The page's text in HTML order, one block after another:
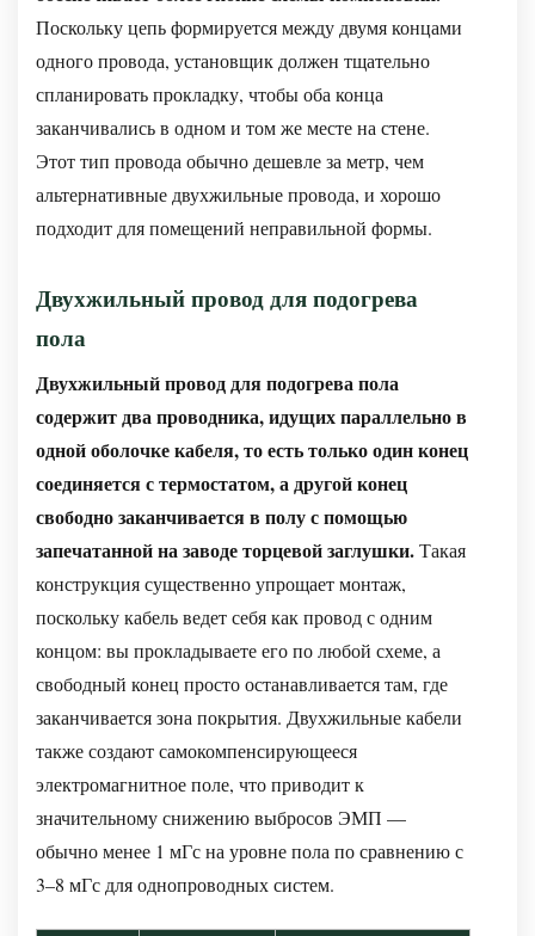
проволоки?
Пошаговый
обзор
установки
провода
для
обогрева
Шаг
—
Измерьте
и
посчитайте
Шаг
2
—
Проверьте
электрическую
цепь
Шаг
3
—
Запишите
сопротивления
Шаг
Поскольку цепь формируется между двумя концами
одного провода, установщик должен тщательно
спланировать прокладку, чтобы оба конца
заканчивались в одном и том же месте на стене.
Этот тип провода обычно дешевле за метр, чем
альтернативные двухжильные провода, и хорошо
подходит для помещений неправильной формы.
Двухжильный провод для подогрева
пола
Двухжильный провод для подогрева пола
содержит два проводника, идущих параллельно в
одной оболочке кабеля, то есть только один конец
соединяется с термостатом, а другой конец
свободно заканчивается в полу с помощью
запечатанной на заводе торцевой заглушки.Такая
конструкция существенно упрощает монтаж,
поскольку кабель ведет себя как провод с одним
концом: вы прокладываете его по любой схеме, а
свободный конец просто останавливается там, где
заканчивается зона покрытия. Двухжильные кабели
также создают самокомпенсирующееся
электромагнитное поле, что приводит к
значительному снижению выбросов ЭМП —
обычно менее 1 мГс на уровне пола по сравнению с
3–8 мГс для однопроводных систем.